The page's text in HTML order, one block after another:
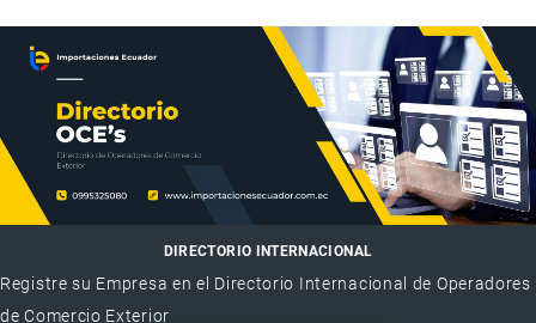
DIRECTORIO INTERNACIONAL
Registre su Empresa en el Directorio Internacional de Operadores
de Comercio Exterior